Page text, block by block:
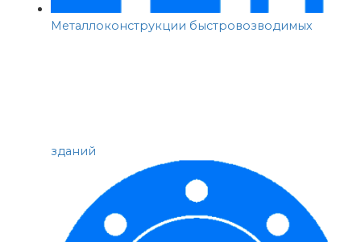
Металлоконструкции быстровозводимых
зданий